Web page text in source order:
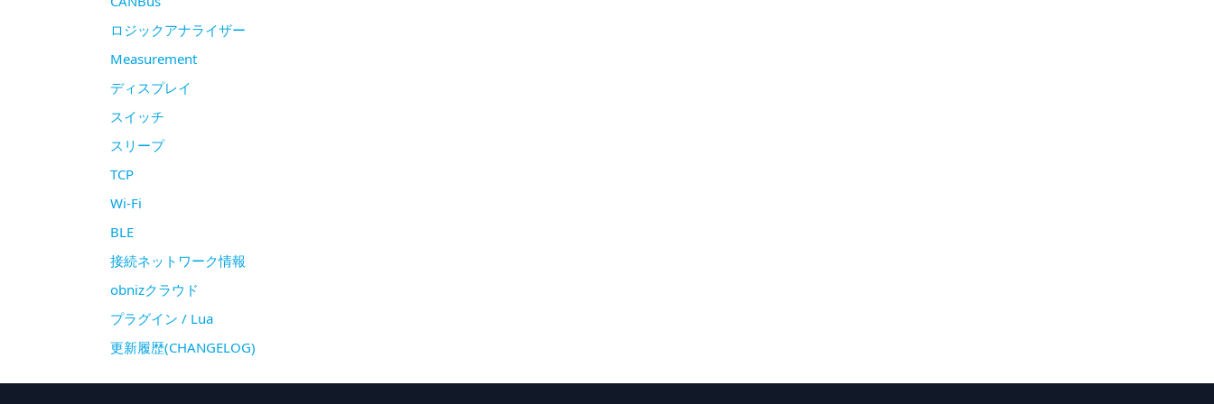
ロジックアナライザー
Measurement
ディスプレイ
スイッチ
スリープ
TCP
Wi-Fi
BLE
接続ネットワーク情報
obnizクラウド
プラグイン / Lua
更新履歴(CHANGELOG)